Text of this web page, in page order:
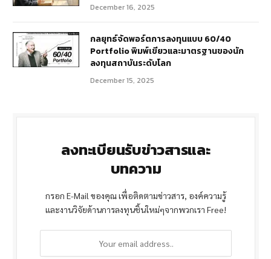
December 16, 2025
กลยุทธ์จัดพอร์ตการลงทุนแบบ 60/40
Portfolio พิมพ์เขียวและมาตรฐานของนัก
ลงทุนสถาบันระดับโลก
December 15, 2025
ลงทะเบียนรับข่าวสารและ
บทความ
กรอก E-Mail ของคุณ เพื่อติดตามข่าวสาร, องค์ความรู้
และงานวิจัยด้านการลงทุนชิ้นใหม่ๆจากพวกเรา Free!